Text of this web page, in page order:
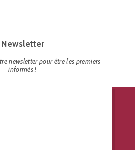
Newsletter
newsletter pour être les premiers
informés !